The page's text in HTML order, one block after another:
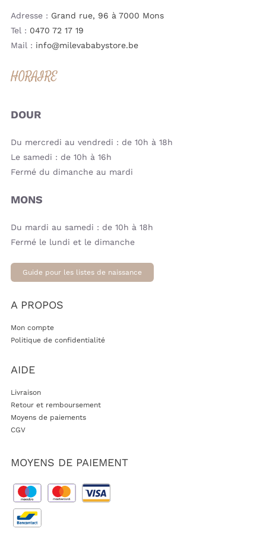
Adresse : Grand rue, 96 à 7000 Mons
Tel : 0470 72 17 19
Mail : info@milevababystore.be
HORAIRE
DOUR
Du mercredi au vendredi : de 10h à 18h
Le samedi : de 10h à 16h
Fermé du dimanche au mardi
MONS
Du mardi au samedi : de 10h à 18h
Fermé le lundi et le dimanche
Guide pour les listes de naissance
A PROPOS
Mon compte
Politique de confidentialité
AIDE
Livraison
Retour et remboursement
Moyens de paiements
CGV
MOYENS DE PAIEMENT